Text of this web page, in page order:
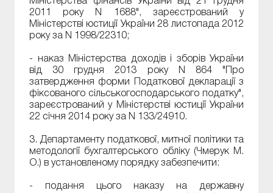
2011 року N 1688", зареєстрований у
Міністерстві юстиції України 28 листопада 2012
року за N 1998/22310;
- наказ Міністерства доходів і зборів України
від 30 грудня 2013 року N 864 "Про
затвердження форми Податкової декларації з
фіксованого сільськогосподарського податку",
зареєстрований у Міністерстві юстиції України
22 січня 2014 року за N 133/24910.
3. Департаменту податкової, митної політики та
методології бухгалтерського обліку (Чмерук М.
О.) в установленому порядку забезпечити:
- подання цього наказу на державну